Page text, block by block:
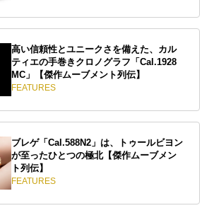
高い信頼性とユニークさを備えた、カル
ティエの手巻きクロノグラフ「Cal.1928
MC」【傑作ムーブメント列伝】
FEATURES
ブレゲ「Cal.588N2」は、トゥールビヨン
が至ったひとつの極北【傑作ムーブメン
ト列伝】
FEATURES